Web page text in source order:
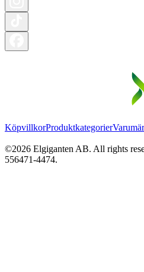
KöpvillkorProduktkategorier
©2026 Elgiganten AB. All rights
556471-4474.